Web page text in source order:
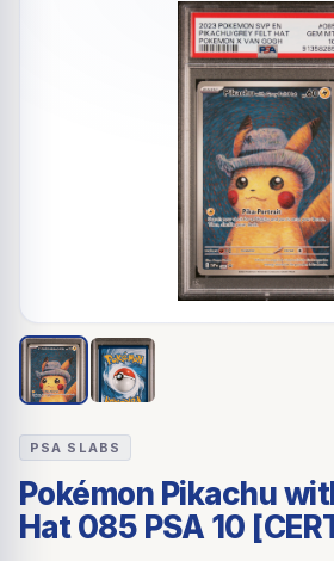
PSA SLABS
Pokémon Pikachu
Hat 085 PSA 10